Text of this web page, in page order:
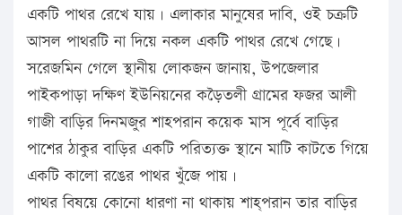
একটি পাথর রেখে যায়। এলাকার মানুষের দাবি, ওই চক্রটি
আসল পাথরটি না দিয়ে নকল একটি পাথর রেখে গেছে।
সরেজমিন গেলে স্থানীয় লোকজন জানায়, উপজেলার
পাইকপাড়া দক্ষিণ ইউনিয়নের কড়ৈতলী গ্রামের ফজর আলী
গাজী বাড়ির দিনমজুর শাহপরান কয়েক মাস পূর্বে বাড়ির
পাশের ঠাকুর বাড়ির একটি পরিত্যক্ত স্থানে মাটি কাটতে গিয়ে
একটি কালো রঙের পাথর খুঁজে পায়।
পাথর বিষয়ে কোনো ধারণা না থাকায় শাহ্পরান তার বাড়ির